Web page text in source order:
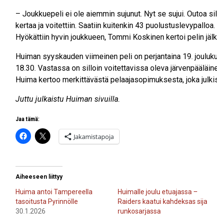
– Joukkuepeli ei ole aiemmin sujunut. Nyt se sujui. Outoa
kertaa ja voitettiin. Saatiin kuitenkin 43
Hyökättiin hyvin joukkueen, Tommi Koskinen kertoi pelin
Huiman syyskauden viimeinen peli on perjantaina 19.
18.30. Vastassa on silloin voitettavissa oleva
Huima kertoo merkittävästä pelaajasopimuksesta, joka
Juttu julkaistu Huiman sivuilla.
Jaa tämä:
Jakamistapoja
Aiheeseen liittyy
Huima antoi Tampereella
tasoitusta Pyrinnölle
30.1.2026
Huimalle joulu etuajassa –
Raiders kaatui kahdeksas sija
runkosarjassa